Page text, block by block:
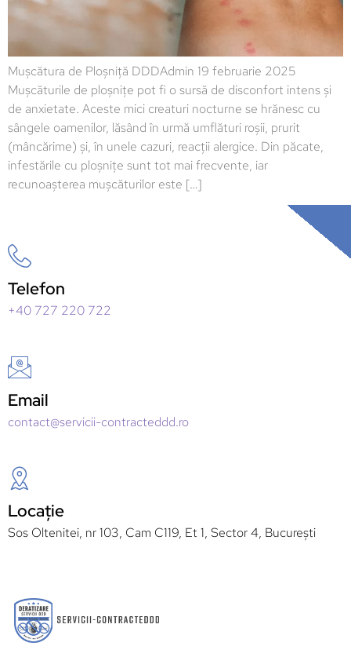
Mușcătura de Ploșniță DDDAdmin 19 februarie 2025
Mușcăturile de ploșnițe pot fi o sursă de disconfort intens și
de anxietate. Aceste mici creaturi nocturne se hrănesc cu
sângele oamenilor, lăsând în urmă umflături roșii, prurit
(mâncărime) și, în unele cazuri, reacții alergice. Din păcate,
infestările cu ploșnițe sunt tot mai frecvente, iar
recunoașterea mușcăturilor este […]
Telefon
+40 727 220 722
Email
contact@servicii-contracteddd.ro
Locație
Sos Oltenitei, nr 103, Cam C119, Et 1, Sector 4, București